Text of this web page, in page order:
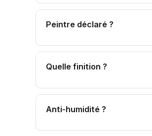
2 finition sur sous-
Peintre déclaré ?
Toujours : assurance,
Quelle finition ?
Mat : plafonds. Satin :
Anti-humidité ?